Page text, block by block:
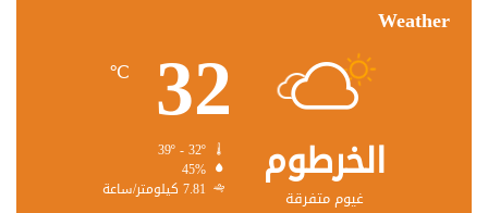
Weather
الخرطوم
غيوم متفرقة
32
℃
45%
7.81 كيلومتر/ساعة